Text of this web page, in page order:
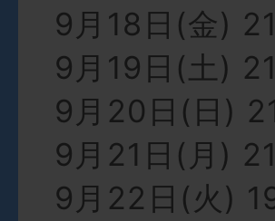
9月18日(金)
9月19日(土)
9月20日(日)
9月21日(月)
9月22日(火)